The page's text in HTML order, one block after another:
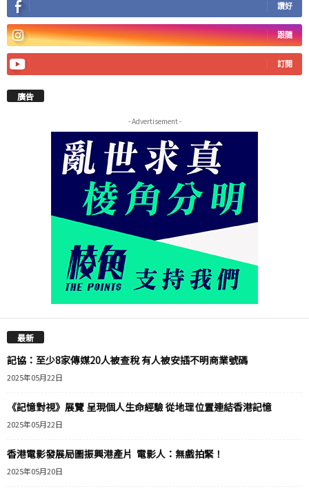
讚好
跟隨
訂閱
廣告
- Advertisement -
最新
記協：至少8家傳媒20人被查稅 有人被安插不明商業號碼
2025年05月22日
《記憶對視》展覽 呈現個人生命經驗 從地理位置連結香港記憶
2025年05月22日
香港電影發展局圖振興港產片 電影人：無戲拍緊！
2025年05月20日